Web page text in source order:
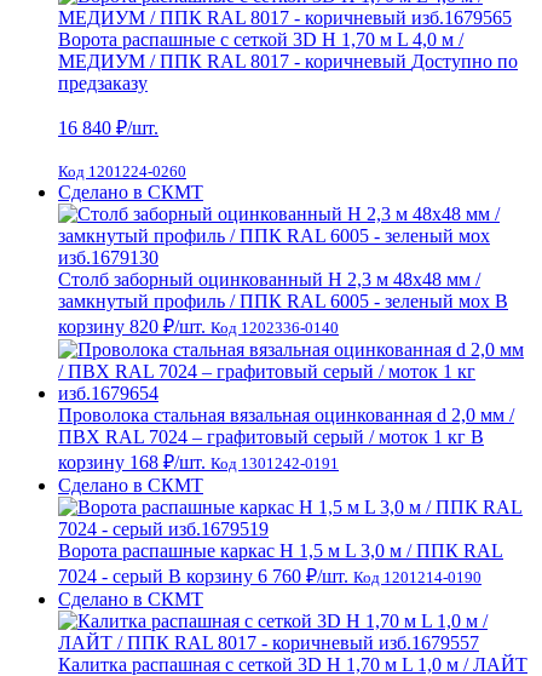
Ворота распашные с сеткой 3D Н 1,70 м L 4,0 м /
МЕДИУМ / ППК RAL 8017 - коричневый Доступно по
предзаказу
16 840 ₽/шт.
Код 1201224-0260
Сделано в СКМТ
Столб заборный оцинкованный H 2,3 м 48х48 мм /
замкнутый профиль / ППК RAL 6005 - зеленый мох В
корзину 820 ₽/шт. Код 1202336-0140
Проволока стальная вязальная оцинкованная d 2,0 мм /
ПВХ RAL 7024 – графитовый серый / моток 1 кг В
корзину 168 ₽/шт. Код 1301242-0191
Сделано в СКМТ
Ворота распашные каркас Н 1,5 м L 3,0 м / ППК RAL
7024 - серый В корзину 6 760 ₽/шт. Код 1201214-0190
Сделано в СКМТ
Калитка распашная с сеткой 3D Н 1,70 м L 1,0 м / ЛАЙТ